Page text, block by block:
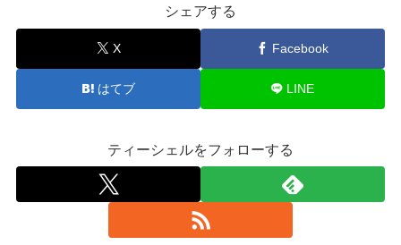
シェアする
X Facebook
はてブ LINE
ティーシェルをフォローする